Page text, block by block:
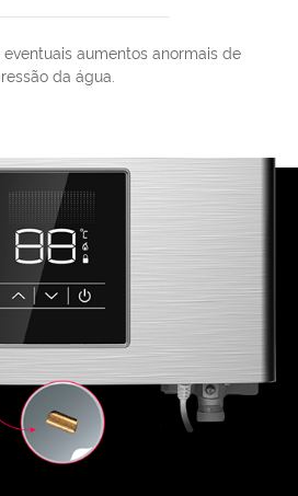
aumentos anormais de
da água.